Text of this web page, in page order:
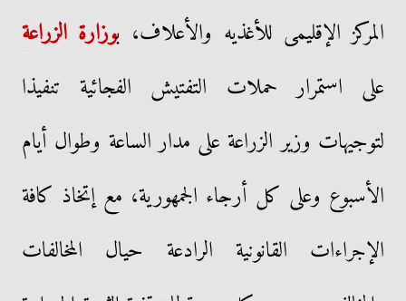
المركز الإقليمى للأغذيه والأعلاف، بوزارة الزراعة
على استمرار حملات التفتيش الفجائية تنفيذا
لتوجيهات وزير الزراعة على مدار الساعة وطوال أيام
الأسبوع وعلى كل أرجاء الجمهورية، مع إتخاذ كافة
الإجراءات القانونية الرادعة حيال المخالفات